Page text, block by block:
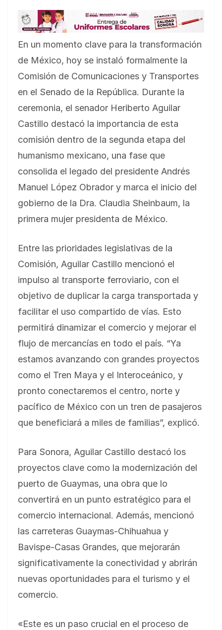
En un momento clave para la transformación
de México, hoy se instaló formalmente la
Comisión de Comunicaciones y Transportes
en el Senado de la República. Durante la
ceremonia, el senador Heriberto Aguilar
Castillo destacó la importancia de esta
comisión dentro de la segunda etapa del
humanismo mexicano, una fase que
consolida el legado del presidente Andrés
Manuel López Obrador y marca el inicio del
gobierno de la Dra. Claudia Sheinbaum, la
primera mujer presidenta de México.
Entre las prioridades legislativas de la
Comisión, Aguilar Castillo mencionó el
impulso al transporte ferroviario, con el
objetivo de duplicar la carga transportada y
facilitar el uso compartido de vías. Esto
permitirá dinamizar el comercio y mejorar el
flujo de mercancías en todo el país. “Ya
estamos avanzando con grandes proyectos
como el Tren Maya y el Interoceánico, y
pronto conectaremos el centro, norte y
pacífico de México con un tren de pasajeros
que beneficiará a miles de familias”, explicó.
Para Sonora, Aguilar Castillo destacó los
proyectos clave como la modernización del
puerto de Guaymas, una obra que lo
convertirá en un punto estratégico para el
comercio internacional. Además, mencionó
las carreteras Guaymas-Chihuahua y
Bavispe-Casas Grandes, que mejorarán
significativamente la conectividad y abrirán
nuevas oportunidades para el turismo y el
comercio.
«Este es un paso crucial en el proceso de